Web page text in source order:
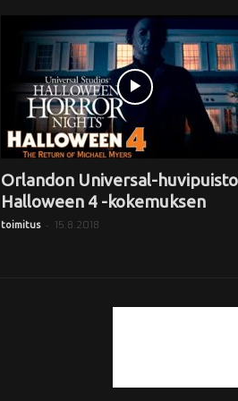
Orlandon Universal-
Halloween 4 -kokemuksen
toimitus - 15.8.2018